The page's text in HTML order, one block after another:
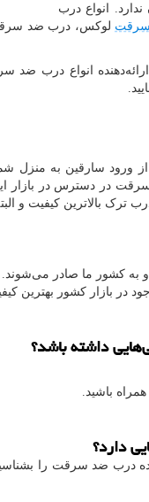
انواع درب
لوکس، درب ضد
انواع درب
ورود سارقین به منزل
در دسترس در
بالاترین کیفیت و
ما صادر می‌شوند.
در بازار کشور بهترین
داشته باشد؟
باشید.
دارد؟
درب ضد سرقت را